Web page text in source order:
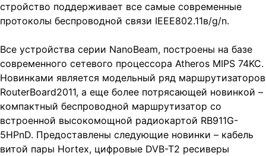
стройство поддерживает все самые современные
протоколы беспроводной связи IEEE802.11в/g/n.
Все устройства серии NanoBeam, построены на базе
современного сетевого процессора Atheros MIPS 74KC.
Новинками является модельный ряд маршрутизаторов
RouterBoard2011, а еще более потрясающей новинкой –
компактный беспроводной маршрутизатор со
встроенной высокомощной радиокартой RB911G-
5HPnD. Предоставлены следующие новинки – кабель
витой пары Hortex, цифровые DVB-T2 ресиверы